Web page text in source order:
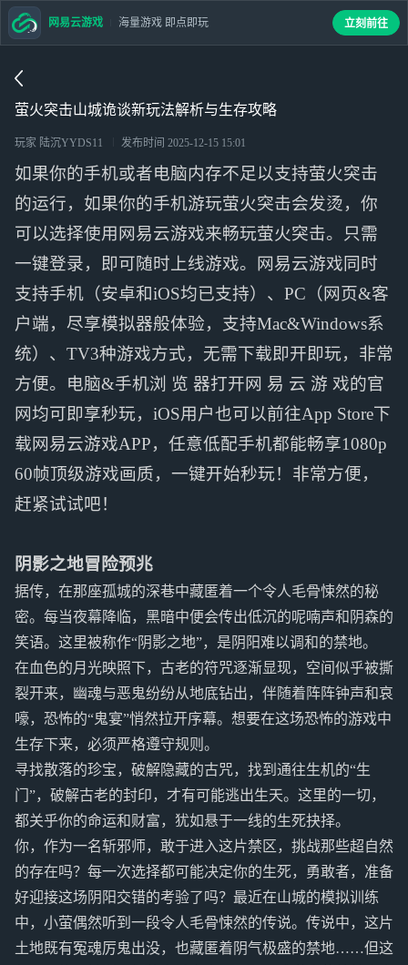
萤火突击山城诡谈新玩法解析与生存攻略
玩家 陆沉YYDS11 发布时间 2025-12-15 15:01
如果你的手机或者电脑内存不足以支持萤火突击
的运行，如果你的手机游玩萤火突击会发烫，你
可以选择使用网易云游戏来畅玩萤火突击。只需
一键登录，即可随时上线游戏。网易云游戏同时
支持手机（安卓和iOS均已支持）、PC（网页&客
户端，尽享模拟器般体验，支持Mac&Windows系
统）、TV3种游戏方式，无需下载即开即玩，非常
方便。电脑&手机浏 览 器打开网 易 云 游 戏的官
网均可即享秒玩，iOS用户也可以前往App Store下
载网易云游戏APP，任意低配手机都能畅享1080p
60帧顶级游戏画质，一键开始秒玩！非常方便，
赶紧试试吧！
阴影之地冒险预兆
据传，在那座孤城的深巷中藏匿着一个令人毛骨悚然的秘
密。每当夜幕降临，黑暗中便会传出低沉的呢喃声和阴森的
笑语。这里被称作“阴影之地”，是阴阳难以调和的禁地。
在血色的月光映照下，古老的符咒逐渐显现，空间似乎被撕
裂开来，幽魂与恶鬼纷纷从地底钻出，伴随着阵阵钟声和哀
嚎，恐怖的“鬼宴”悄然拉开序幕。想要在这场恐怖的游戏中
生存下来，必须严格遵守规则。
寻找散落的珍宝，破解隐藏的古咒，找到通往生机的“生
门”，破解古老的封印，才有可能逃出生天。这里的一切，
都关乎你的命运和财富，犹如悬于一线的生死抉择。
你，作为一名斩邪师，敢于进入这片禁区，挑战那些超自然
的存在吗？每一次选择都可能决定你的生死，勇敢者，准备
好迎接这场阴阳交错的考验了吗？最近在山城的模拟训练
中，小萤偶然听到一段令人毛骨悚然的传说。传说中，这片
土地既有冤魂厉鬼出没，也藏匿着阴气极盛的禁地……但这
网易云游戏 海量游戏 即点即玩 立刻前往